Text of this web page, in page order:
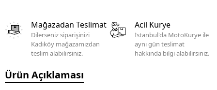
Mağazadan Teslimat
Dilerseniz siparişinizi
Kadıköy mağazamızdan
teslim alabilirsiniz.
Acil Kurye
İstanbul'da MotoKurye ile
aynı gün teslimat
hakkında bilgi alabilirsiniz.
Ürün Açıklaması